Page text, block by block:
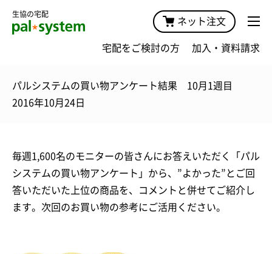
生協の宅配
ネット注文
宅配をご検討の方 加入・資料請求
パルシステムの買い物アンケート結果 10月1週目
2016年10月24日
毎週1,600名のモニターの皆さんにお答えいただく「パル
システムの買い物アンケート」から、”よかった”とご回
答いただいた上位の商品を、コメントと併せてご紹介し
ます。次回のお買い物の参考にご活用ください。